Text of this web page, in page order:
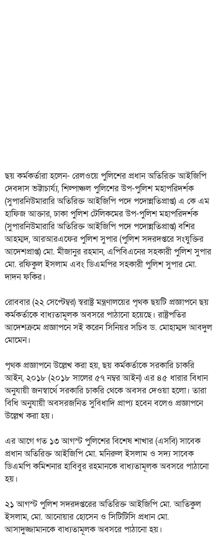
ছয় কর্মকর্তারা হলেন- রেলওয়ে পুলিশের প্রধান অতিরিক্ত আইজিপি
দেবদাস ভট্টাচার্য্য, শিল্পাঞ্চল পুলিশের উপ-পুলিশ মহাপরিদর্শক
(সুপারনিউমারারি অতিরিক্ত আইজিপি পদে পদোন্নতিপ্রাপ্ত) এ কে এম
হাফিজ আক্তার, ঢাকা পুলিশ টেলিকমের উপ-পুলিশ মহাপরিদর্শক
(সুপারনিউমারারি অতিরিক্ত আইজিপি পদে পদোন্নতিপ্রাপ্ত) বশির
আহম্মদ, আরআরএফের পুলিশ সুপার (পুলিশ সদরদপ্তরে সংযুক্তির
আদেশপ্রাপ্ত) মো. মীজানুর রহমান, এপিবিএনের সহকারী পুলিশ সুপার
মো. রফিকুল ইসলাম এবং ডিএমপির সহকারী পুলিশ সুপার মো.
দাদন ফকির।
রোববার (২২ সেপ্টেম্বর) স্বরাষ্ট্র মন্ত্রণালয়ের পৃথক ছয়টি প্রজ্ঞাপনে ছয়
কর্মকর্তাকে বাধ্যতামূলক অবসরে পাঠানো হয়েছে। রাষ্ট্রপতির
আদেশক্রমে প্রজ্ঞাপনে সই করেন সিনিয়র সচিব ড. মোহাম্মদ আবদুল
মোমেন।
পৃথক প্রজ্ঞাপনে উল্লেখ করা হয়, ছয় কর্মকর্তাকে সরকারি চাকরি
আইন, ২০১৮ (২০১৮ সালের ৫৭ নম্বর আইন) এর ৪৫ ধারার বিধান
অনুযায়ী জনস্বার্থে সরকারি চাকরি থেকে অবসর দেওয়া হলো। তারা
বিধি অনুযায়ী অবসরজনিত সুবিধাদি প্রাপ্য হবেন বলেও প্রজ্ঞাপনে
উল্লেখ করা হয়।
এর আগে গত ১৩ আগস্ট পুলিশের বিশেষ শাখার (এসবি) সাবেক
প্রধান অতিরিক্ত আইজিপি মো. মনিরুল ইসলাম ও সদ্য সাবেক
ডিএমপি কমিশনার হাবিবুর রহমানকে বাধ্যতামূলক অবসরে পাঠানো
হয়।
২১ আগস্ট পুলিশ সদরদপ্তরের অতিরিক্ত আইজিপি মো. আতিকুল
ইসলাম, মো. আনোয়ার হোসেন ও সিটিটিসি প্রধান মো.
আসাদুজ্জামানকে বাধ্যতামূলক অবসরে পাঠানো হয়।